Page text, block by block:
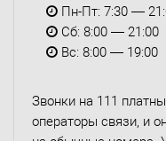
Пн-Пт: 7:30 —
Сб: 8:00 — 21:00
Вс: 8:00 — 19:00
Звонки на 111
операторы связи, и